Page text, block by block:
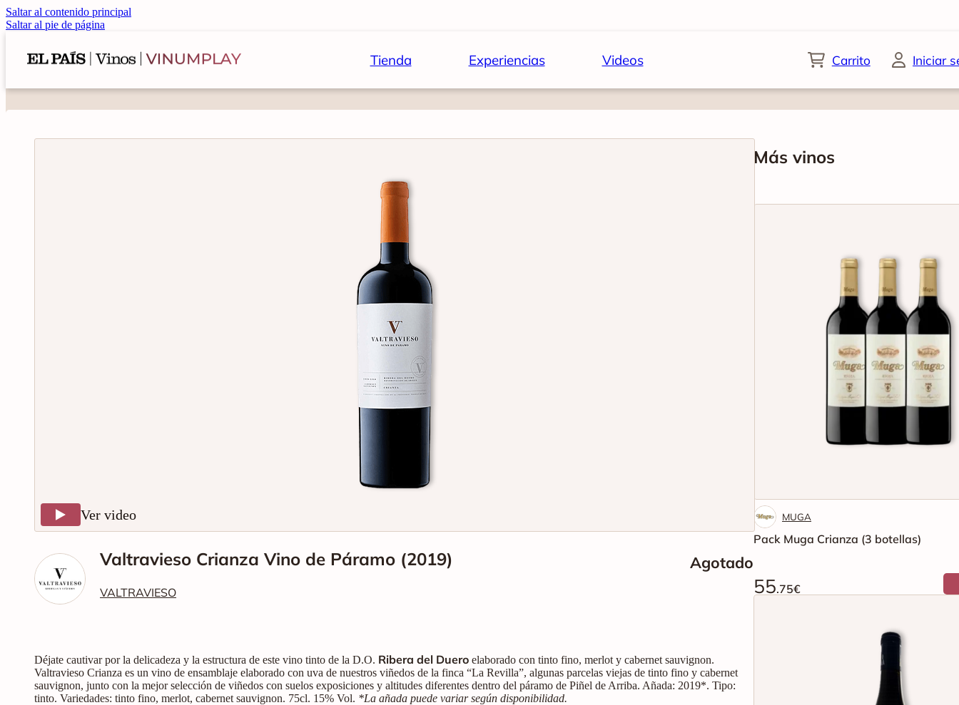
Saltar al contenido principal
Saltar al pie de página
Tienda Experiencias Videos Carrito Iniciar
Ver video
Valtravieso Crianza Vino de Páramo (2019)
VALTRAVIESO
Agotado
Déjate cautivar por la delicadeza y la estructura de este vino tinto de la D.O. Ribera del Duero elaborado con tinto fino, merlot y cabernet sauvignon.
Valtravieso Crianza es un vino de ensamblaje elaborado con uva de nuestros viñedos de la finca “La Revilla”, algunas parcelas viejas de tinto fino y cabernet
sauvignon, junto con la mejor selección de viñedos con suelos exposiciones y altitudes diferentes dentro del páramo de Piñel de Arriba. Añada: 2019*. Tipo:
tinto. Variedades: tinto fino, merlot, cabernet sauvignon. 75cl. 15% Vol. *La añada puede variar según disponibilidad.
Más vinos
MUGA
Pack Muga Crianza (3 botellas)
55.75€